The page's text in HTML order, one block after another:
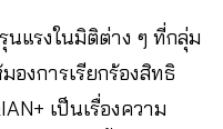
นแรงในมิติต่าง ๆ ที่กลุ่ม
งการเรียกร้องสิทธิ
เป็นเรื่องความ